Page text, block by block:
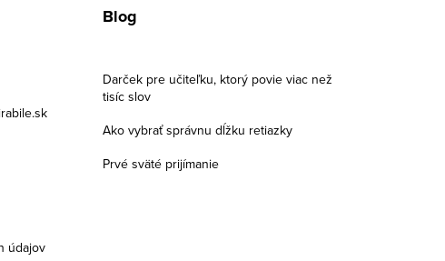
údajov
Blog
Darček pre učiteľku, ktorý povie viac než
tisíc slov
Ako vybrať správnu dĺžku retiazky
Prvé sväté prijímanie